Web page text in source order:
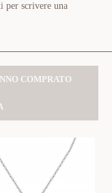
per scrivere una
COMPRATO